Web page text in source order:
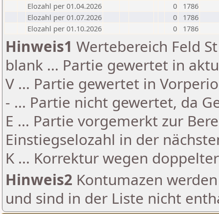
Elozahl per 01.04.2026
0
1786
Elozahl per 01.07.2026
0
1786
Elozahl per 01.10.2026
0 1786
Hinweis1 Wertebereich Feld
blank ... Partie gewertet in
V ... Partie gewertet in
- ... Partie nicht gewertet, da
E ... Partie vorgemerkt zur
Einstiegselozahl in der
K ... Korrektur wegen
Hinweis2 Kontumazen
und sind in der Liste nicht